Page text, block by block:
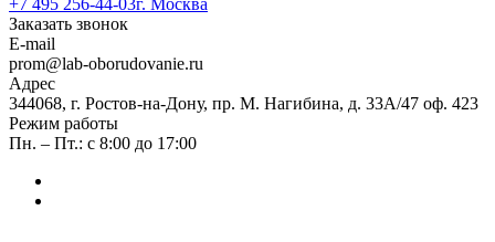
+7 495 256-44-03г. Москва
Заказать звонок
E-mail
prom@lab-oborudovanie.ru
Адрес
344068, г. Ростов-на-Дону, пр. М. Нагибина, д. 33А/47 оф. 423
Режим работы
Пн. – Пт.: с 8:00 до 17:00